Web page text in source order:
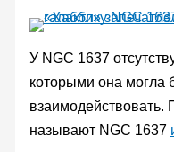
У NGC 1637
которыми она могла
взаимодействовать.
называют NGC 1637